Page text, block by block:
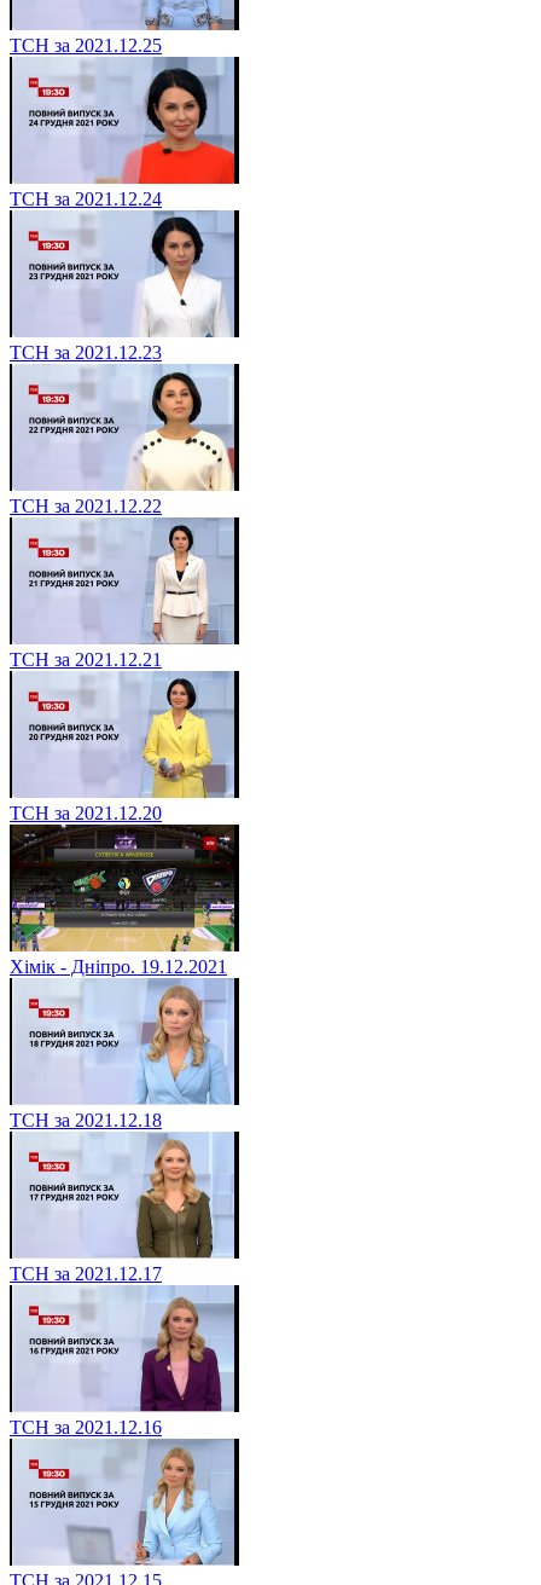
ТСН за 2021.12.25
ТСН за 2021.12.24
ТСН за 2021.12.23
ТСН за 2021.12.22
ТСН за 2021.12.21
ТСН за 2021.12.20
Хімік - Дніпро. 19.12.2021
ТСН за 2021.12.18
ТСН за 2021.12.17
ТСН за 2021.12.16
ТСН за 2021.12.15